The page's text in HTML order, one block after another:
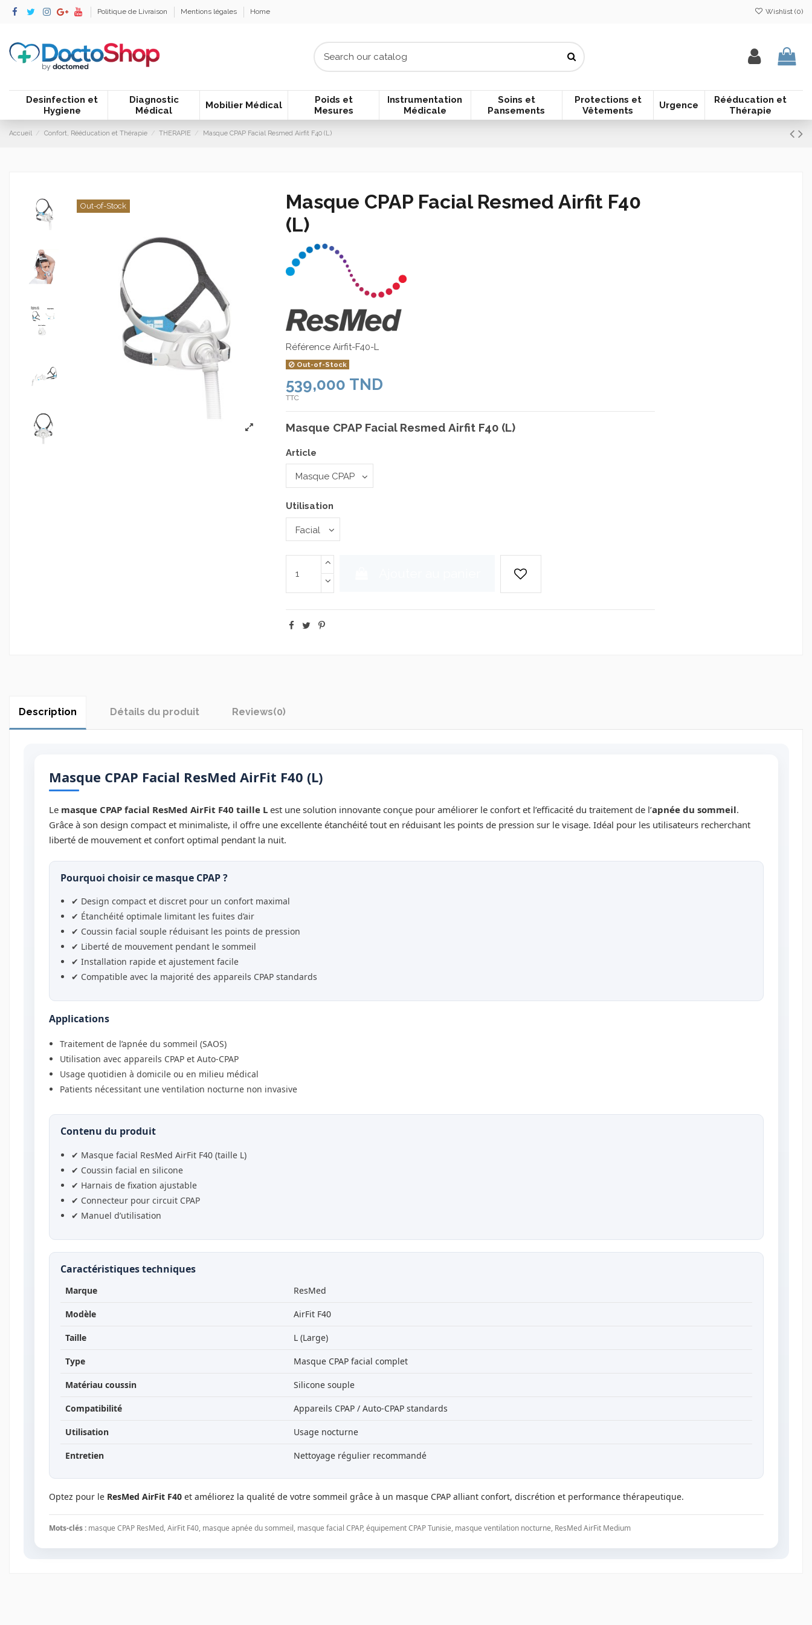
Politique de Livraison Mentions légales Home Wishlist (0)
Desinfection et
Hygiene
Diagnostic
Médical
Mobilier Médical
Poids et
Mesures
Instrumentation
Médicale
Soins et
Pansements
Protections et
Vêtements
Urgence
Rééducation et
Thérapie
Accueil Confort, Rééducation et Thérapie THERAPIE Masque CPAP Facial Resmed Airfit F40 (L)
Out-of-Stock
Masque CPAP Facial Resmed Airfit F40
(L)
Référence Airfit-F40-L
Out-of-Stock
539,000 TND
TTC
Masque CPAP Facial Resmed Airfit F40 (L)
Article
Utilisation
Description Détails du produit Reviews(0)
Masque CPAP Facial ResMed AirFit F40 (L)
Le masque CPAP facial ResMed AirFit F40 taille Lest une solution innovante conçue pour améliorer le confort et l’efficacité du traitement de l’apnée du sommeil.
Grâce à son design compact et minimaliste, il offre une excellente étanchéité tout en réduisant les points de pression sur le visage. Idéal pour les utilisateurs recherchant
liberté de mouvement et confort optimal pendant la nuit.
Pourquoi choisir ce masque CPAP ?
✔ Design compact et discret pour un confort maximal
✔ Étanchéité optimale limitant les fuites d’air
✔ Coussin facial souple réduisant les points de pression
✔ Liberté de mouvement pendant le sommeil
✔ Installation rapide et ajustement facile
✔ Compatible avec la majorité des appareils CPAP standards
Applications
Traitement de l’apnée du sommeil (SAOS)
Utilisation avec appareils CPAP et Auto-CPAP
Usage quotidien à domicile ou en milieu médical
Patients nécessitant une ventilation nocturne non invasive
Contenu du produit
✔ Masque facial ResMed AirFit F40 (taille L)
✔ Coussin facial en silicone
✔ Harnais de fixation ajustable
✔ Connecteur pour circuit CPAP
✔ Manuel d’utilisation
Caractéristiques techniques
Marque ResMed
Modèle AirFit F40
Taille L (Large)
Type Masque CPAP facial complet
Matériau coussin Silicone souple
Compatibilité Appareils CPAP / Auto-CPAP standards
Utilisation Usage nocturne
Entretien Nettoyage régulier recommandé
Optez pour le ResMed AirFit F40et améliorez la qualité de votre sommeil grâce à un masque CPAP alliant confort, discrétion et performance thérapeutique.
Mots-clés :masque CPAP ResMed, AirFit F40, masque apnée du sommeil, masque facial CPAP, équipement CPAP Tunisie, masque ventilation nocturne, ResMed AirFit Medium